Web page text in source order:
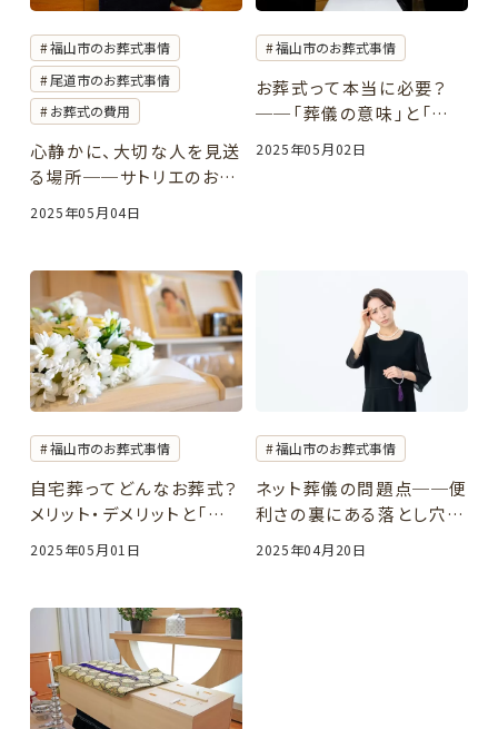
福山市のお葬式事情
尾道市のお葬式事情
お葬式の費用
心静かに、大切な人を見送
る場所──サトリエのお寺
葬という選択
2025年05月04日
福山市のお葬式事情
お葬式って本当に必要？
──「葬儀の意味」と「残さ
れた人にとっての価値」
2025年05月02日
福山市のお葬式事情
自宅葬ってどんなお葬式？
メリット・デメリットと「自
宅葬のサトリエ」のご紹介
｜福山市・尾道市・府中
高原町のお葬式サポート
2025年05月01日
福山市のお葬式事情
ネット葬儀の問題点──便
利さの裏にある落とし穴と
2025年04月20日